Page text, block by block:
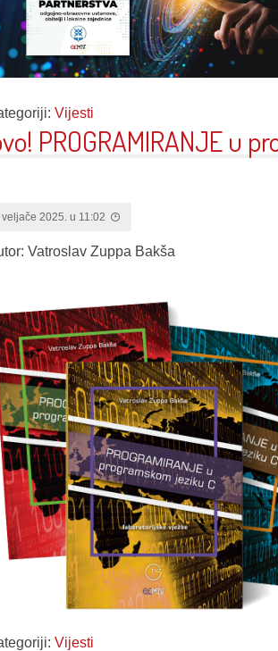
Vijesti
PROGRAMIRANJE u
2025. u 11:02
Vatroslav Zuppa Bakša
Vijesti